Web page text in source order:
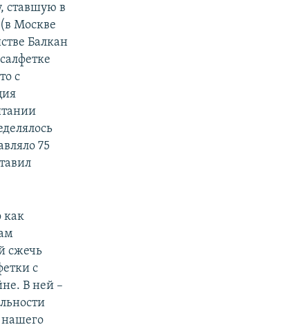
ставшую в
Москве
Балкан
с
75
как
сжечь
с
В ней –